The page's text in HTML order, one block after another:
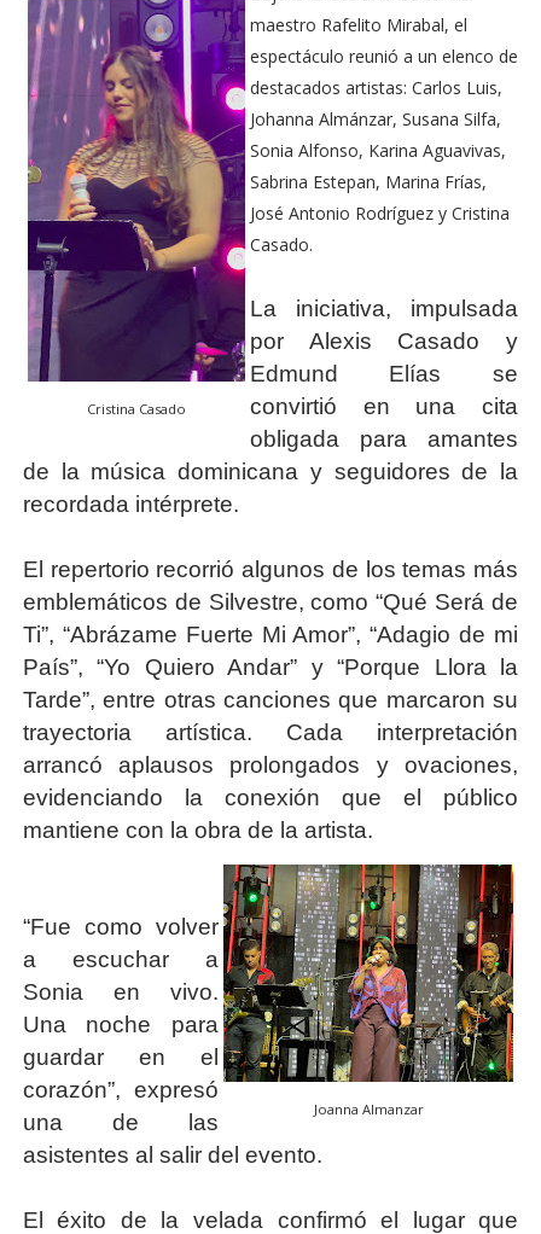
Cristina Casado
maestro Rafelito Mirabal, el
espectáculo reunió a un elenco de
destacados artistas: Carlos Luis,
Johanna Almánzar, Susana Silfa,
Sonia Alfonso, Karina Aguavivas,
Sabrina Estepan, Marina Frías,
José Antonio Rodríguez y Cristina
Casado.
La iniciativa, impulsada
por Alexis Casado y
Edmund Elías se
convirtió en una cita
obligada para amantes
de la música dominicana y seguidores de la
recordada intérprete.
El repertorio recorrió algunos de los temas más
emblemáticos de Silvestre, como “Qué Será de
Ti”, “Abrázame Fuerte Mi Amor”, “Adagio de mi
País”, “Yo Quiero Andar” y “Porque Llora la
Tarde”, entre otras canciones que marcaron su
trayectoria artística. Cada interpretación
arrancó aplausos prolongados y ovaciones,
evidenciando la conexión que el público
mantiene con la obra de la artista.
Joanna Almanzar
“Fue como volver
a escuchar a
Sonia en vivo.
Una noche para
guardar en el
corazón”, expresó
una de las
asistentes al salir del evento.
El éxito de la velada confirmó el lugar que